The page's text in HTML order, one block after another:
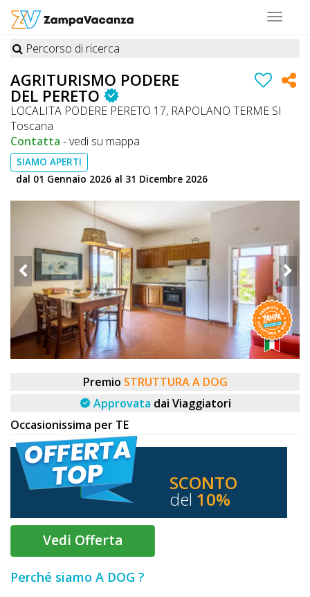
Toggle
STRUTTURE
A
DOG
LUOGHI
A
DOG
OFFERTE
A
DOG
DOG
CHIEDI
CODICE
SCONTO
Video
Tutorial
Percorso di ricerca
AGRITURISMO PODERE
DEL PERETO
LOCALITA PODERE PERETO 17, RAPOLANO TERME SI
Toscana
Contatta -vedi su mappa
SIAMO APERTI
dal 01 Gennaio 2026 al 31 Dicembre 2026
Premio STRUTTURA A DOG
Approvata dai Viaggiatori
Occasionissima per TE
SCONTO
del 10%
Vedi Offerta
Perché siamo A DOG ?